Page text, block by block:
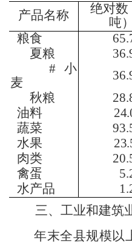
产品名称
绝对数
吨）
粮食
夏粮
#小
麦
秋粮
油料
蔬菜
水果
肉类
禽蛋
水产品
三、工业和建筑
年末全县规模以